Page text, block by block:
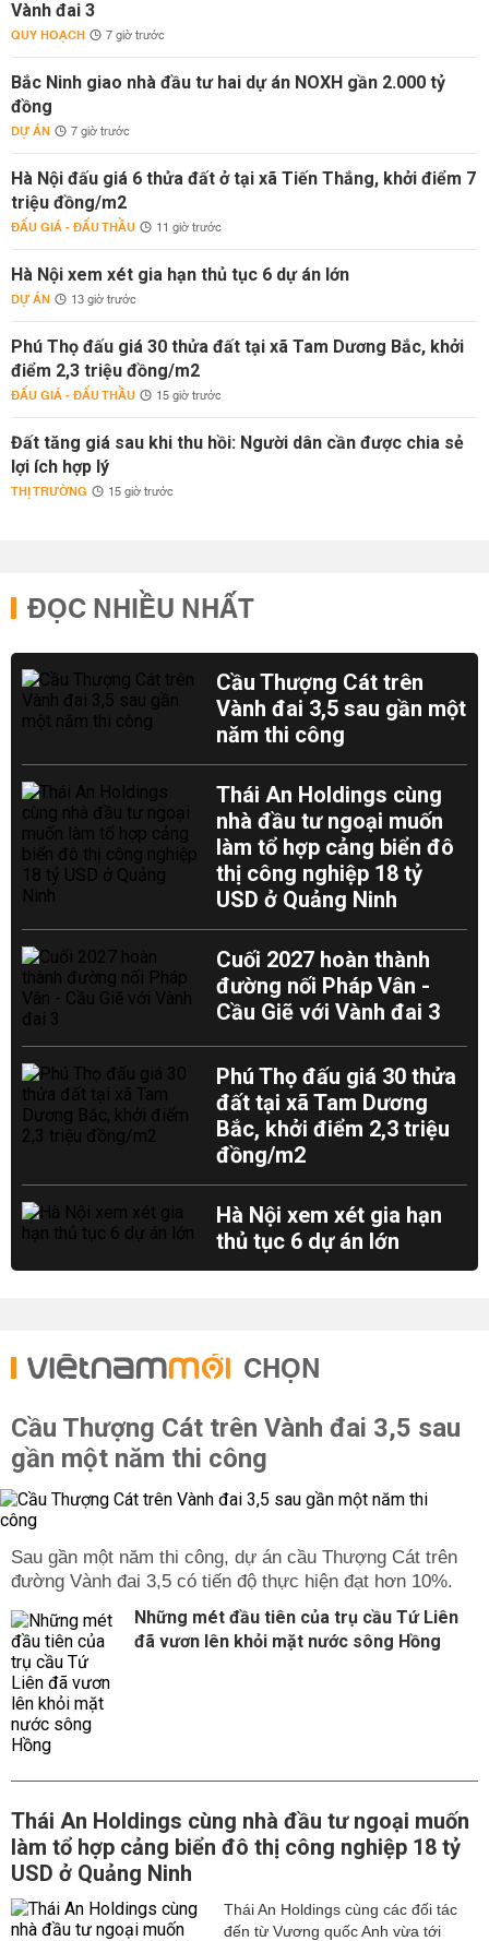
Vành đai 3
QUY HOẠCH 7 giờ trước
Bắc Ninh giao nhà đầu tư hai dự án NOXH gần 2.000 tỷ
đồng
DỰ ÁN 7 giờ trước
Hà Nội đấu giá 6 thửa đất ở tại xã Tiến Thắng, khởi điểm 7
triệu đồng/m2
ĐẤU GIÁ - ĐẤU THẦU 11 giờ trước
Hà Nội xem xét gia hạn thủ tục 6 dự án lớn
DỰ ÁN 13 giờ trước
Phú Thọ đấu giá 30 thửa đất tại xã Tam Dương Bắc, khởi
điểm 2,3 triệu đồng/m2
ĐẤU GIÁ - ĐẤU THẦU 15 giờ trước
Đất tăng giá sau khi thu hồi: Người dân cần được chia sẻ
lợi ích hợp lý
THỊ TRƯỜNG 15 giờ trước
ĐỌC NHIỀU NHẤT
Cầu Thượng Cát trên
Vành đai 3,5 sau gần một
năm thi công
Thái An Holdings cùng
nhà đầu tư ngoại muốn
làm tổ hợp cảng biển đô
thị công nghiệp 18 tỷ
USD ở Quảng Ninh
Cuối 2027 hoàn thành
đường nối Pháp Vân -
Cầu Giẽ với Vành đai 3
Phú Thọ đấu giá 30 thửa
đất tại xã Tam Dương
Bắc, khởi điểm 2,3 triệu
đồng/m2
Hà Nội xem xét gia hạn
thủ tục 6 dự án lớn
CHỌN
Cầu Thượng Cát trên Vành đai 3,5 sau
gần một năm thi công
Sau gần một năm thi công, dự án cầu Thượng Cát trên
đường Vành đai 3,5 có tiến độ thực hiện đạt hơn 10%.
Những mét đầu tiên của trụ cầu Tứ Liên
đã vươn lên khỏi mặt nước sông Hồng
Thái An Holdings cùng nhà đầu tư ngoại muốn
làm tổ hợp cảng biển đô thị công nghiệp 18 tỷ
USD ở Quảng Ninh
Thái An Holdings cùng các đối tác
đến từ Vương quốc Anh vừa tới